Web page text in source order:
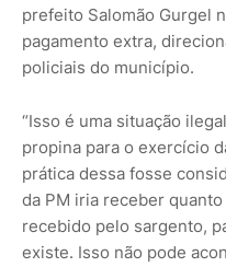
prefeito Salomão Gurgel
pagamento extra,
policiais do município.
“Isso é uma situação
propina para o exercício
prática dessa fosse
da PM iria receber
recebido pelo sargento,
existe. Isso não pode